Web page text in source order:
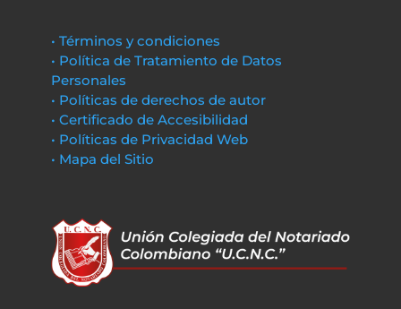
• Términos y condiciones
• Política de Tratamiento de Datos
Personales
• Políticas de derechos de autor
• Certificado de Accesibilidad
• Políticas de Privacidad Web
• Mapa del Sitio